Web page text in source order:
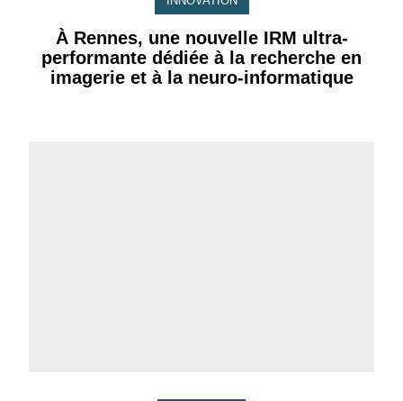
À Rennes, une nouvelle IRM ultra-
performante dédiée à la recherche en
imagerie et à la neuro-informatique